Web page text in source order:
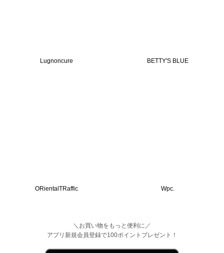
Lugnoncure BETTY'S BLUE
ORientalTRaffic Wpc.
＼お買い物をもっと便利に／
アプリ新規会員登録で100ポイントプレゼント！